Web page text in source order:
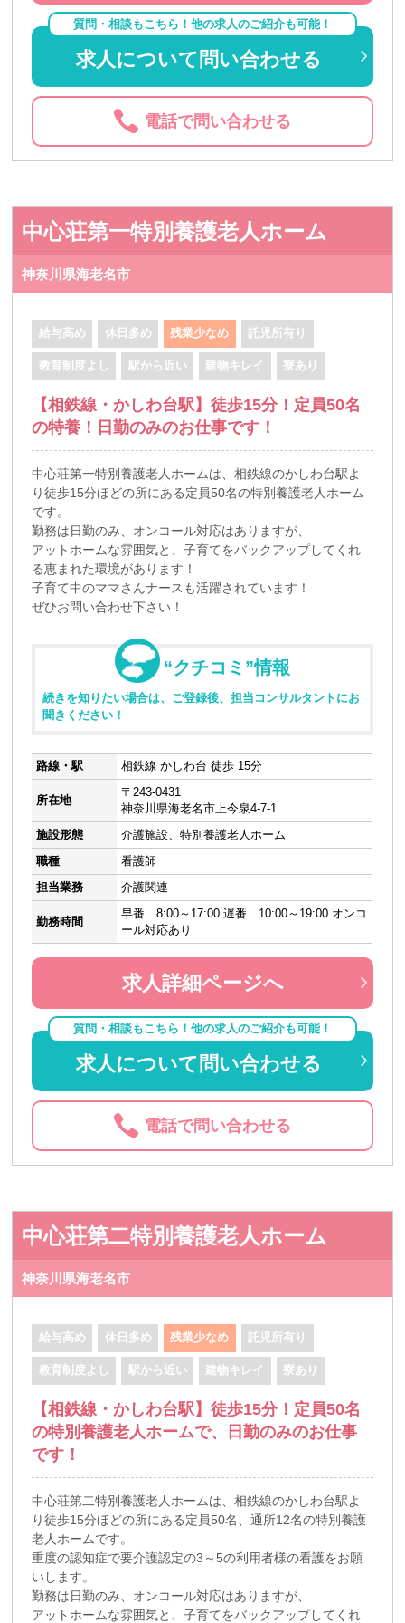
質問・相談もこちら！他の求人のご紹介も可能！
求人について問い合わせる
電話で問い合わせる
中心荘第一特別養護老人ホーム
神奈川県海老名市
給与高め 休日多め 残業少なめ 託児所有り
教育制度よし 駅から近い 建物キレイ 寮あり
【相鉄線・かしわ台駅】徒歩15分！定員50名
の特養！日勤のみのお仕事です！
中心荘第一特別養護老人ホームは、相鉄線のかしわ台駅よ
り徒歩15分ほどの所にある定員50名の特別養護老人ホーム
です。
勤務は日勤のみ、オンコール対応はありますが、
アットホームな雰囲気と、子育てをバックアップしてくれ
る恵まれた環境があります！
子育て中のママさんナースも活躍されています！
ぜひお問い合わせ下さい！
“クチコミ”情報
続きを知りたい場合は、ご登録後、担当コンサルタントにお
聞きください！
路線・駅 相鉄線 かしわ台 徒歩 15分
所在地
〒243-0431
神奈川県海老名市上今泉4-7-1
施設形態
介護施設、特別養護老人ホーム
職種
看護師
担当業務
介護関連
勤務時間
早番 8:00～17:00 遅番 10:00～19:00 オンコ
ール対応あり
求人詳細ページへ
質問・相談もこちら！他の求人のご紹介も可能！
求人について問い合わせる
電話で問い合わせる
中心荘第二特別養護老人ホーム
神奈川県海老名市
給与高め 休日多め 残業少なめ 託児所有り
教育制度よし 駅から近い 建物キレイ 寮あり
【相鉄線・かしわ台駅】徒歩15分！定員50名
の特別養護老人ホームで、日勤のみのお仕事
です！
中心荘第二特別養護老人ホームは、相鉄線のかしわ台駅よ
り徒歩15分ほどの所にある定員50名、通所12名の特別養護
老人ホームです。
重度の認知症で要介護認定の3～5の利用者様の看護をお願
いします。
勤務は日勤のみ、オンコール対応はありますが、
アットホームな雰囲気と、子育てをバックアップしてくれ